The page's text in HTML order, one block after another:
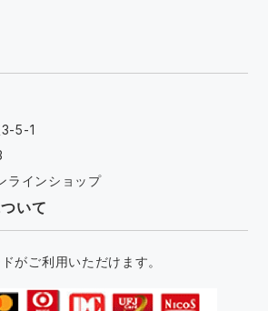
5-1
ラインショップ
いて
がご利用いただけます。